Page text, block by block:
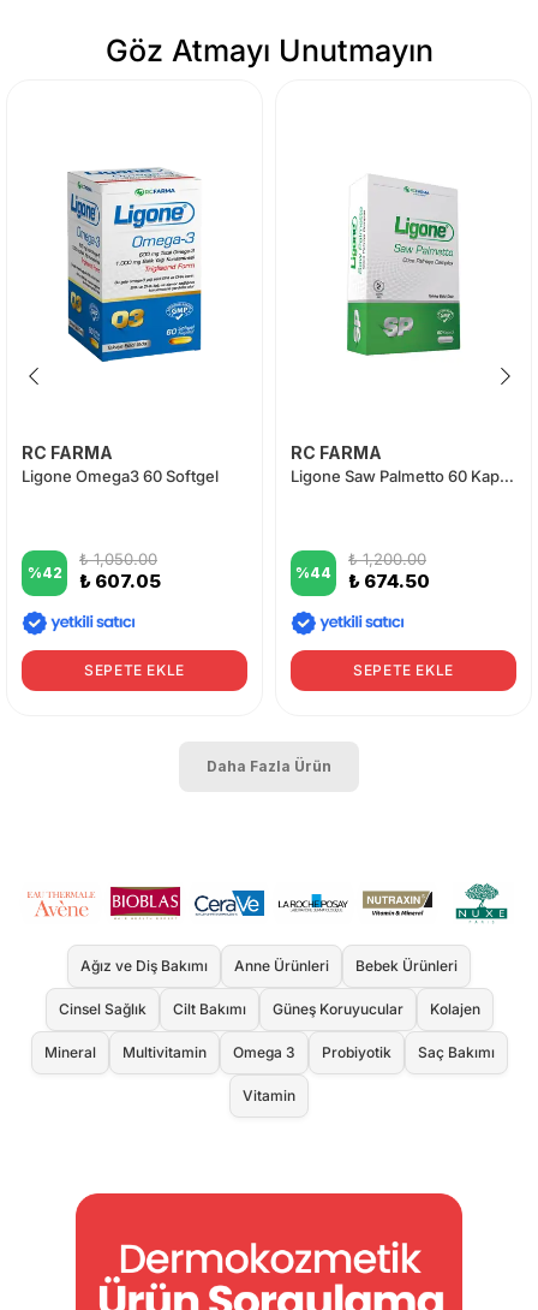
Göz Atmayı Unutmayın
RC FARMA
Ligone Omega3 60 Softgel
%42
₺ 1,050.00
₺ 607.05
SEPETE EKLE
RC FARMA
Ligone Saw Palmetto 60 Kapsül
%44
₺ 1,200.00
₺ 674.50
SEPETE EKLE
Daha Fazla Ürün
Ağız ve Diş Bakımı Anne Ürünleri Bebek Ürünleri
Cinsel Sağlık Cilt Bakımı Güneş Koruyucular Kolajen
Mineral Multivitamin Omega 3 Probiyotik Saç Bakımı
Vitamin